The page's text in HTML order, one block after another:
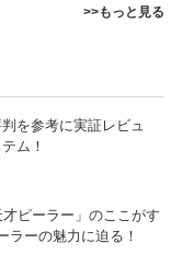
>>もっと見る
を参考に実証レビュ
ム！
ピーラー」のここがす
ラーの魅力に迫る！